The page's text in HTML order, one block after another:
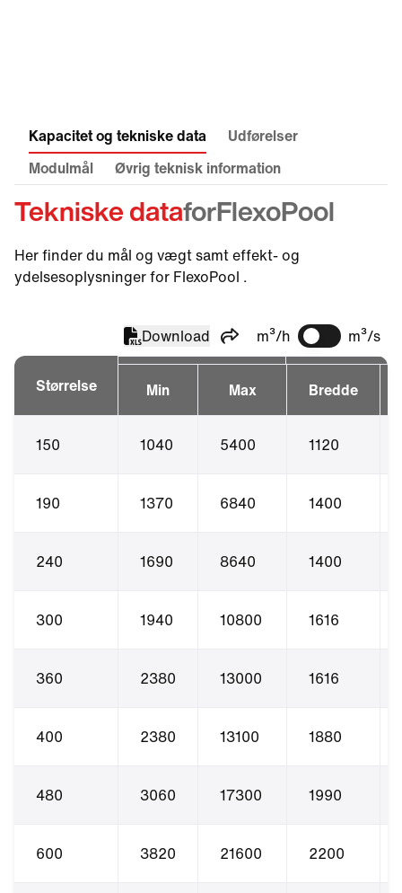
Kapacitet og tekniske data
Udførelser
Modulmål
Øvrig teknisk information
Tekniske dataforFlexoPool
Her finder du mål og vægt samt effekt- og
ydelsesoplysninger for FlexoPool .
Download Del m³/h m³/s
Størrelse Min Max Bredde
150 1040 5400 1120
190 1370 6840 1400
240 1690 8640 1400
300 1940 10800 1616
360 2380 13000 1616
400 2380 13100 1880
480 3060 17300 1990
600 3820 21600 2200